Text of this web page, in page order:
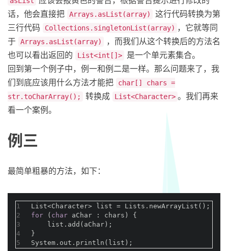
话，他会直接把 Arrays.asList(array)
这行代码转换为第
三行代码
Collections.singletonList(array) ，它就等同
于 Arrays.asList(array)
，而我们从这个转换后的方法名
也可以看出返回的
List<int[]>
是一个单元素集合。
回到第一个例子中，例一和例二是一样。那么问题来了，我
们到底应该用什么方法才能把
char[] chars =
str.toCharArray();
转换成 List<Character> 。我们再来
看一个案例。
例三
最简单粗暴的方法，如下：
1
2
3
4
5
List<Character> list = Lists.newArrayList();
for ( char aChar : chars) {
    list.add(aChar);
}
System.out.println(list);